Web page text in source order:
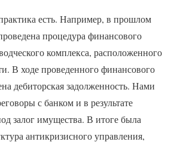
есть. Например, в прошлом
процедура финансового
комплекса, расположенного
В ходе проведенного финансового
дебиторская задолженность. Нами
с банком и в результате
залог имущества. В итоге была
антикризисного управления,